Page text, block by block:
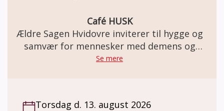
Café HUSK
Ældre Sagen Hvidovre inviterer til hygge og
samvær for mennesker med demens og
deres pårørende
Se mere
Torsdag d. 13. august 2026